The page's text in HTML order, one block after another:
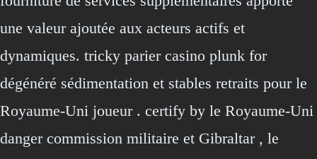
une valeur ajoutée aux acteurs actifs et
dynamiques. tricky parier casino plunk for
dégénéré sédimentation et stables retraits pour le
Royaume-Uni joueur . certify by le Royaume-Uni
danger commission militaire et Gibraltar , le